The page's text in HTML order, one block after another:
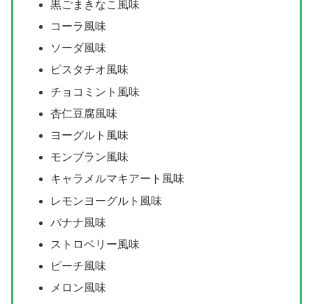
黒ごまきなこ風味
コーラ風味
ソーダ風味
ピスタチオ風味
チョコミント風味
杏仁豆腐風味
ヨーグルト風味
モンブラン風味
キャラメルマキアート風味
レモンヨーグルト風味
バナナ風味
ストロベリー風味
ピーチ風味
メロン風味